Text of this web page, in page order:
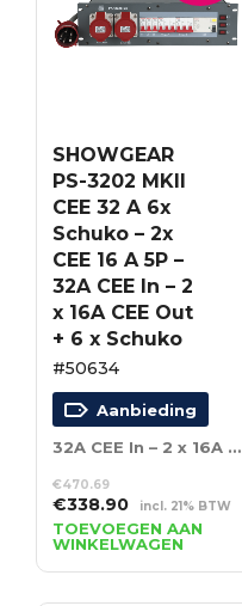
SHOWGEAR
PS-3202 MKII
CEE 32 A 6x
Schuko – 2x
CEE 16 A 5P –
32A CEE In – 2
x 16A CEE Out
+ 6 x Schuko
#50634
Aanbieding
32A CEE In – 2 x 16A CEE Out + 6 x Schuko
€470.69
Oorspronkelijke
prijs
was:
€470.69.
€338.90Huidige
prijs
is:
€338.90.
incl. 21% BTW
TOEVOEGEN AAN
WINKELWAGEN